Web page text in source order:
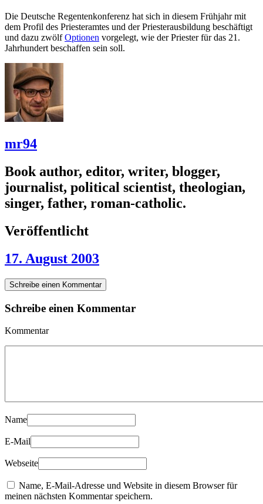
Die Deutsche Regentenkonferenz hat sich in diesem Frühjahr mit
dem Profil des Priesteramtes und der Priesterausbildung beschäftigt
und dazu zwölfOptionen vorgelegt, wie der Priester für das 21.
Jahrhundert beschaffen sein soll.
mr94
Book author, editor, writer, blogger,
journalist, political scientist, theologian,
singer, father, roman-catholic.
Veröffentlicht
17. August 2003
Schreibe einen Kommentar
Schreibe einen Kommentar
Kommentar
Name
E-Mail
Webseite
Name, E-Mail-Adresse und Website in diesem Browser für
meinen nächsten Kommentar speichern.